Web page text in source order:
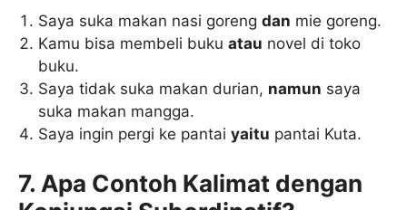
Saya suka makan nasi gorengdan mie goreng.
Kamu bisa membeli bukuatau novel di toko
buku.
Saya tidak suka makan durian, namun saya
suka makan mangga.
Saya ingin pergi ke pantaiyaitu pantai Kuta.
7. Apa Contoh Kalimat dengan